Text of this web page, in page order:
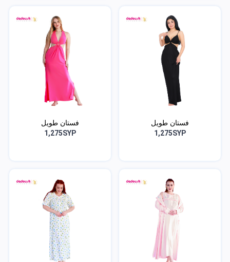
فستان طويل
1,275SYP
فستان طويل
1,275SYP